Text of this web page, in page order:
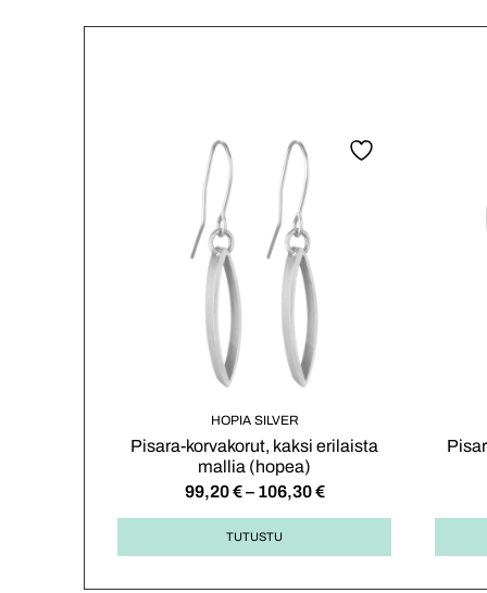
HOPIA SILVER
Pisara-korvakorut, kaksi erilaista
mallia (hopea)
99,20€ – 106,30€
TUTUSTU